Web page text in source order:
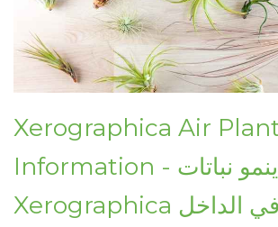
Xerographica Air
Information - كيف ينمو نباتات
Xerographica في الداخل